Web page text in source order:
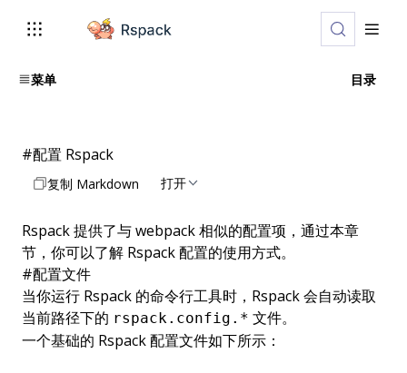
菜单 目录
#配置 Rspack
复制 Markdown 打开
Rspack 提供了与 webpack 相似的配置项，通过本章
节，你可以了解 Rspack 配置的使用方式。
#配置文件
当你运行 Rspack 的命令行工具时，Rspack 会自动读取
当前路径下的 rspack.config.* 文件。
一个基础的 Rspack 配置文件如下所示：